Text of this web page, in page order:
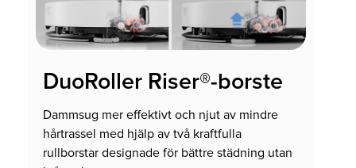
DuoRoller Riser®-borste
Dammsug mer effektivt och njut av mindre
hårtrassel med hjälp av två kraftfulla
rullborstar designade för bättre städning utan